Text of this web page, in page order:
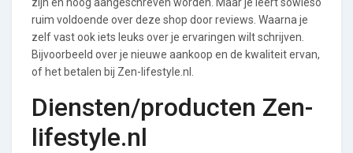
ruim voldoende over deze shop door reviews. Waarna je
zelf vast ook iets leuks over je ervaringen wilt schrijven.
Bijvoorbeeld over je nieuwe aankoop en de kwaliteit ervan,
of het betalen bij Zen-lifestyle.nl.
Diensten/producten Zen-
lifestyle.nl